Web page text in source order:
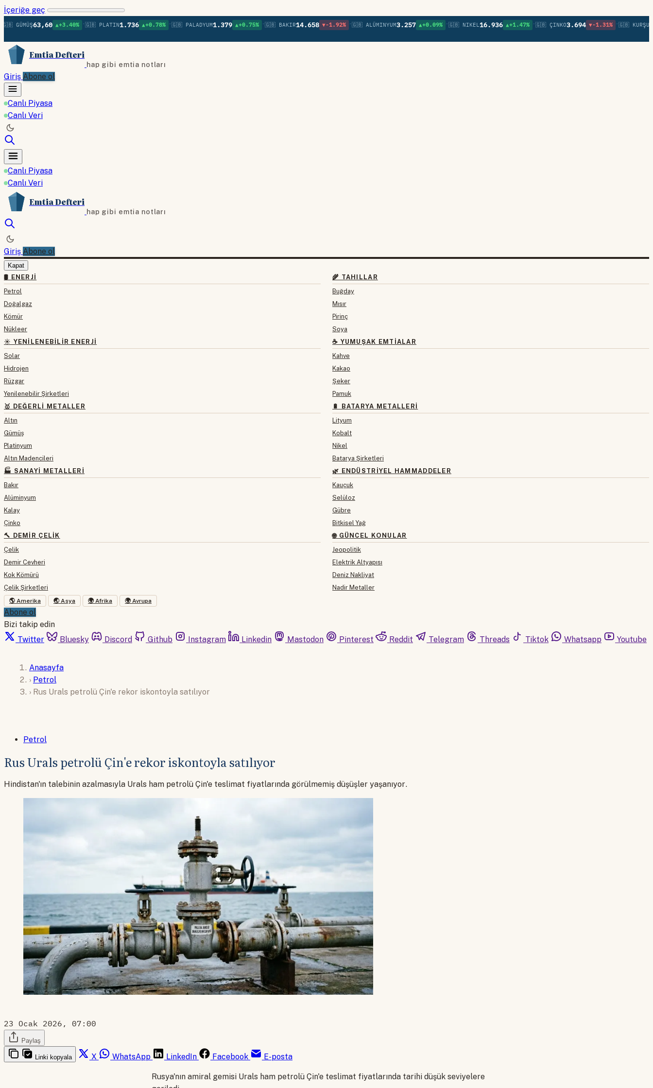
İçeriğe geç
63,60 ▲+3.40% •🇬🇧 PLATIN1.736 ▲+0.78% •🇬🇧 PALADYUM1.379 ▲+0.75% •🇬🇧 BAKIR14.658 ▼-1.92% •🇬🇧 ALÜMINYUM3.257 ▲+0.09% •🇬🇧 NIKEL16.936 ▲+1.47% •🇬🇧 ÇINKO3.694 ▼-1.31% •🇬🇧 KURŞUN
Emtia Defteri
hap gibi emtia notları
Giriş Abone ol
Canlı Piyasa
Canlı Veri
Canlı Piyasa
Canlı Veri
Emtia Defteri
hap gibi emtia notları
Giriş Abone ol
Kapat
🛢 ENERJI
Petrol
Doğalgaz
Kömür
Nükleer
☀️ YENILENEBILIR ENERJI
Solar
Hidrojen
Rüzgar
Yenilenebilir Şirketleri
🥇 DEĞERLI METALLER
Altın
Gümüş
Platinyum
Altın Madencileri
🏭 SANAYI METALLERI
Bakır
Alüminyum
Kalay
Çinko
🔨 DEMIR ÇELIK
Çelik
Demir Cevheri
Kok Kömürü
Çelik Şirketleri
🌾 TAHILLAR
Buğday
Mısır
Pirinç
Soya
☕ YUMUŞAK EMTIALAR
Kahve
Kakao
Şeker
Pamuk
🔋 BATARYA METALLERI
Lityum
Kobalt
Nikel
Batarya Şirketleri
🌿 ENDÜSTRIYEL HAMMADDELER
Kauçuk
Selüloz
Gübre
Bitkisel Yağ
🌐 GÜNCEL KONULAR
Jeopolitik
Elektrik Altyapısı
Deniz Nakliyat
Nadir Metaller
🌎 Amerika 🌏 Asya 🌍 Afrika 🌍 Avrupa
Abone ol
Bizi takip edin
Twitter
Bluesky Discord Github Instagram Linkedin Mastodon Pinterest Reddit Telegram Threads Tiktok Whatsapp Youtube
Anasayfa
› Petrol
› Rus Urals petrolü Çin'e rekor iskontoyla satılıyor
Petrol
Rus Urals petrolü Çin'e rekor iskontoyla satılıyor
Hindistan'ın talebinin azalmasıyla Urals ham petrolü Çin'e teslimat fiyatlarında görülmemiş düşüşler yaşanıyor.
23 Ocak 2026, 07:00
Paylaş
Linki kopyala X WhatsApp LinkedIn Facebook E-posta
Rusya'nın amiral gemisi Urals ham petrolü Çin'e teslimat fiyatlarında tarihi düşük seviyelere